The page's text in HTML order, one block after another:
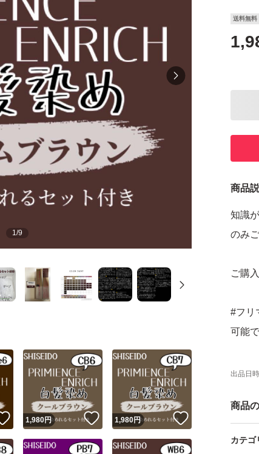
1/9
送料無料
商品
知識
のみ
ご購
#フリ
可能
#フリ
大人
ジー
ラミ
出品日時
商品
カテゴ
いいね！
1,980円 いいね！
1,980円